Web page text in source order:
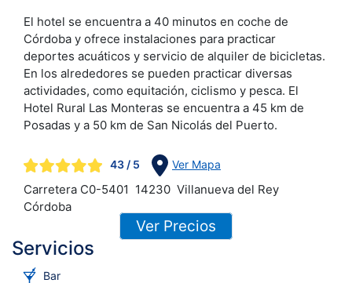
El hotel se encuentra a 40 minutos en coche de
Córdoba y ofrece instalaciones para practicar
deportes acuáticos y servicio de alquiler de bicicletas.
En los alrededores se pueden practicar diversas
actividades, como equitación, ciclismo y pesca. El
Hotel Rural Las Monteras se encuentra a 45 km de
Posadas y a 50 km de San Nicolás del Puerto.
43 / 5 Ver Mapa
Carretera C0-5401 14230 Villanueva del Rey
Córdoba
Ver Precios
Servicios
Bar